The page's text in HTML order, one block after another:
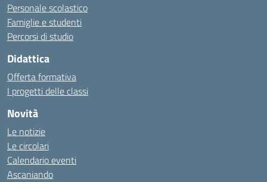
Personale scolastico
Famiglie e studenti
Percorsi di studio
Didattica
Offerta formativa
I progetti delle classi
Novità
Le notizie
Le circolari
Calendario eventi
Ascaniando